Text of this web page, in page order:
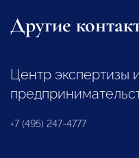
Другие
Центр экспертизы
+7 (495) 247-4777